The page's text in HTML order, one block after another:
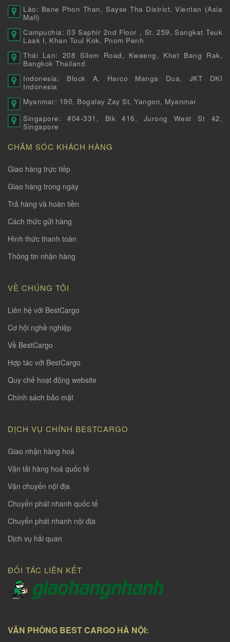
Lào: Bane Phon Than, Sayse Tha District, Vientan (Asia
Mall)
Campuchia: 03 Saphir 2nd Floor , St. 259, Sangkat Teuk
Laak I, Khan Toul Kok, Pnom Penh
Thái Lan: 208 Silom Road, Kwaeng, Khet Bang Rak,
Bangkok Thailand
Indonesia: Block A, Harco Manga Dua, JKT DKI
Indonesia
Myanmar: 190, Bogalay Zay St, Yangon, Myanmar
Singapore: #04-331, Blk 416, Jurong West St 42,
Singapore
CHĂM SÓC KHÁCH HÀNG
Giao hàng trực tiếp
Giao hàng trong ngày
Trả hàng và hoàn tiền
Cách thức gửi hàng
Hình thức thanh toàn
Thông tin nhận hàng
VỀ CHÚNG TÔI
Liên hệ với BestCargo
Cơ hội nghề nghiệp
Về BestCargo
Hợp tác với BestCargo
Quy chế hoạt động website
Chính sách bảo mật
DỊCH VỤ CHÍNH BESTCARGO
Giao nhận hàng hoá
Vận tải hàng hoá quốc tế
Vận chuyển nội địa
Chuyển phát nhanh quốc tế
Chuyển phát nhanh nội địa
Dịch vụ hải quan
ĐỐI TÁC LIÊN KẾT
VĂN PHÒNG BEST CARGO HÀ NỘI: